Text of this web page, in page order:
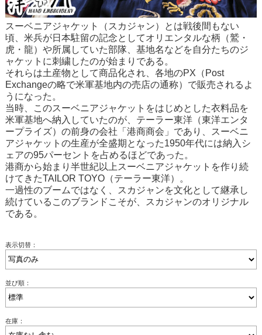
スーベニアジャケット（スカジャン）とは戦後間もない
頃、米兵が日本駐留の記念としてオリエンタルな柄（鷲・
虎・龍）や所属していた部隊、基地名などを自分たちのジ
ャケットに刺繍したのが始まりである。
それらは土産物として商品化され、各地のPX（Post
Exchangeの略で米軍基地内の売店の通称）で販売されるよ
うになった。
当時、このスーベニアジャケットをはじめとした衣料品を
米軍基地へ納入していたのが、テーラー東洋（東洋エンタ
ープライズ）の前身の会社「港商商会」であり、スーベニ
アジャケットの生産が全盛期となった1950年代には納入シ
ェアの95パーセントを占めるほどであった。
港商から始まり半世紀以上スーベニアジャケットを作り続
けてきたTAILOR TOYO（テーラー東洋）。
一過性のブームではなく、スカジャンを文化として継承し
続けているこのブランドこそが、スカジャンのオリジナル
である。
表示切替：
並び順：
在庫：